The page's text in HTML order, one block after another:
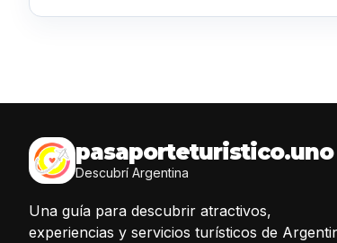
pasaporteturistico.uno
Descubrí Argentina
Una guía para descubrir atractivos,
experiencias y servicios turísticos de